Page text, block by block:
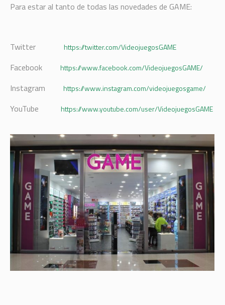
Para estar al tanto de todas las novedades de GAME:
Twitter https://twitter.com/VideojuegosGAME
Facebook https://www.facebook.com/VideojuegosGAME/
Instagram https://www.instagram.com/videojuegosgame/
YouTube https://www.youtube.com/user/VideojuegosGAME